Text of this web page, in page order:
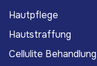
Hautpflege
Hautstraffung
Cellulite Behandlung